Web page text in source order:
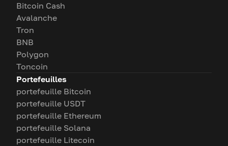
Bitcoin Cash
Avalanche
Tron
BNB
Polygon
Toncoin
Portefeuilles
portefeuille Bitcoin
portefeuille USDT
portefeuille Ethereum
portefeuille Solana
portefeuille Litecoin